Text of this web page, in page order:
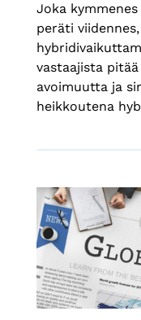
Joka
peräti
vastaajista
avoimuutta ja
heikkoutena